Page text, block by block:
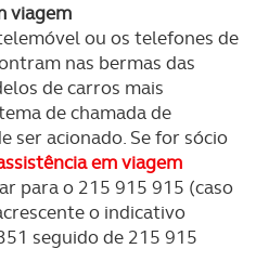
viagem
ou os telefones de
nas bermas das
de carros mais
de chamada de
ser acionado. Se for sócio
em viagem
para o 215 915 915 (caso
o indicativo
seguido de 215 915